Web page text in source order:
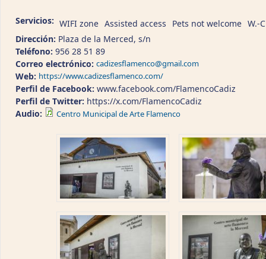
Servicios: WIFI zone Assisted access Pets not welcome W.-
Dirección: Plaza de la Merced, s/n
Teléfono: 956 28 51 89
Correo electrónico: cadizesflamenco@gmail.com
Web: https://www.cadizesflamenco.com/
Perfil de Facebook: www.facebook.com/FlamencoCadiz
Perfil de Twitter: https://x.com/FlamencoCadiz
Audio:
Centro Municipal de Arte Flamenco